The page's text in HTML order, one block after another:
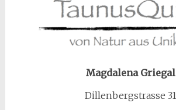
Magdalena Griegal
Dillenbergstrasse 31